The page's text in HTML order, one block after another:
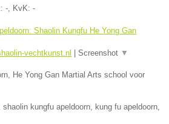
- , KvK: -
Shaolin Kungfu He Yong Gan
vechtkunst.nl Screenshot ▼
He Yong Gan Martial Arts school voor
kungfu apeldoorn, kung fu apeldoorn,